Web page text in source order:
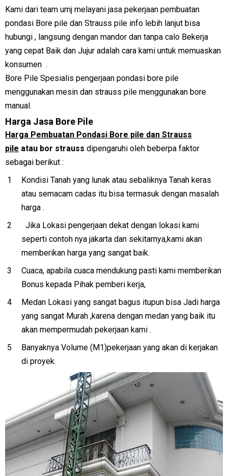
Kami dari team umj melayani jasa pekerjaan pembuatan
pondasi Bore pile dan Strauss pile info lebih lanjut bisa
hubungi , langsung dengan mandor dan tanpa calo Bekerja
yang cepat Baik dan Jujur adalah cara kami untuk memuaskan
konsumen .
Bore Pile Spesialis pengerjaan pondasi bore pile
menggunakan mesin dan strauss pile menggunakan bore
manual.
Harga Jasa Bore Pile
Harga Pembuatan Pondasi Bore pile dan Strauss
pile atau bor strauss dipengaruhi oleh beberpa faktor
sebagai berikut :
Kondisi Tanah yang lunak atau sebaliknya Tanah keras
atau semacam cadas itu bisa termasuk dengan masalah
harga .
Jika Lokasi pengerjaan dekat dengan lokasi kami
seperti contoh nya jakarta dan sekitarnya,kami akan
memberikan harga yang sangat baik.
Cuaca, apabila cuaca mendukung pasti kami memberikan
Bonus kepada Pihak pemberi kerja,
Medan Lokasi yang sangat bagus itupun bisa Jadi harga
yang sangat Murah ,karena dengan medan yang baik itu
akan mempermudah pekerjaan kami .
Banyaknya Volume (M1)pekerjaan yang akan di kerjakan
di proyek.